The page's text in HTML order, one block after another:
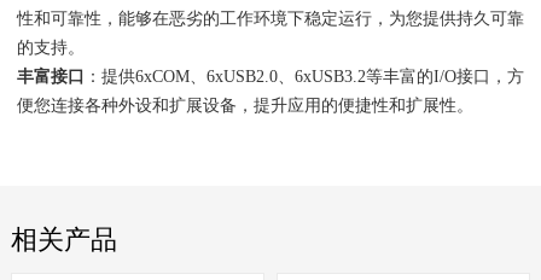
性和可靠性，能够在恶劣的工作环境下稳定运行，为您提供持久可靠
的支持。
丰富接口 ：提供6xCOM、6xUSB2.0、6xUSB3.2等丰富的I/O接口，方
便您连接各种外设和扩展设备，提升应用的便捷性和扩展性。
相关产品